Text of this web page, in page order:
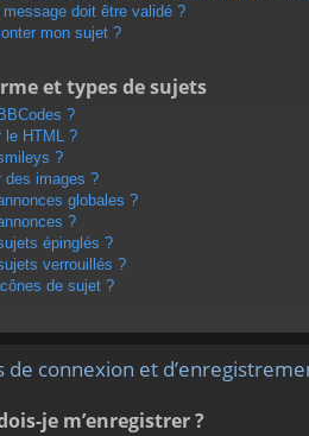
message doit être validé ?
mon sujet ?
et types de sujets
?
le HTML ?
?
des images ?
globales ?
?
épinglés ?
verrouillés ?
de sujet ?
de connexion et
je m’enregistrer ?